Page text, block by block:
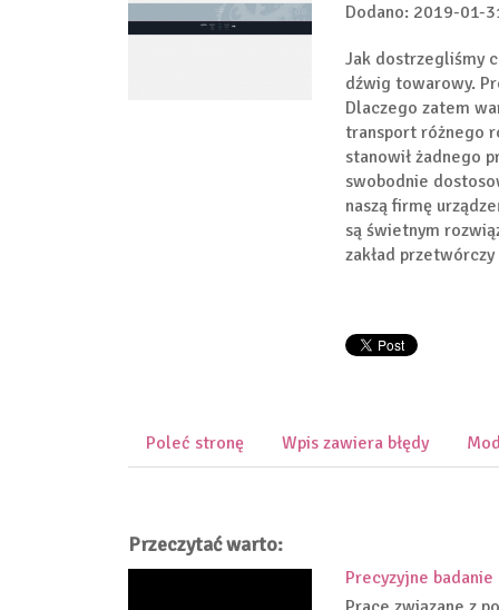
Dodano: 2019-01-
Jak dostrzegliśmy
dźwig towarowy.
Dlaczego zatem
transport różnego
stanowił żadnego
swobodnie
naszą firmę
są świetnym
zakład
Poleć stronę Wpis zawiera błędy
Przeczytać warto:
Precyzyjne